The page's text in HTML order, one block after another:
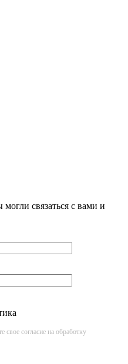
связаться с вами и
свое согласие на обработку